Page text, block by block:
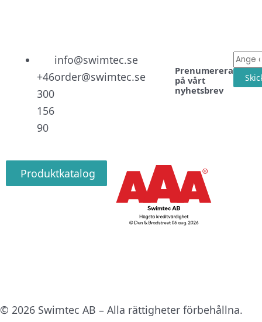
+46
300
156
90
info@swimtec.se
order@swimtec.se
Prenumerera
på vårt
nyhetsbrev
E-
post
Produktkatalog
© 2026 Swimtec AB – Alla rättigheter förbehållna.